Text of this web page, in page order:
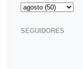
SEGUIDORES